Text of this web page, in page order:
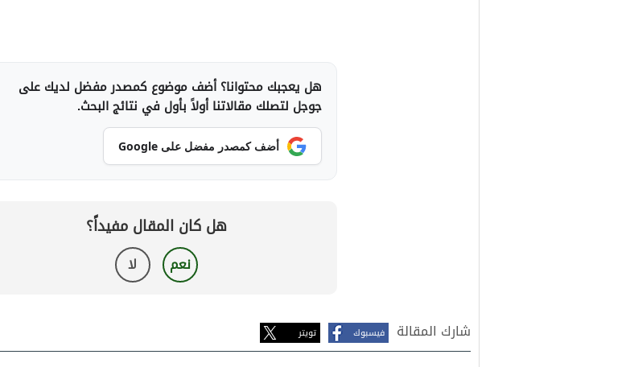
هل يعجبك محتوانا؟ أضف موضوع كمصدر مفضل لديك على
جوجل لتصلك مقالاتنا أولاً بأول في نتائج البحث.
أضف كمصدر مفضل على Google
هل كان المقال مفيداً؟
نعم لا
شارك المقالة فيسبوك تويتر